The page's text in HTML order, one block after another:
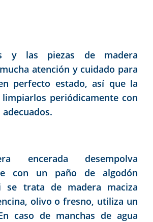
y las piezas de madera
atención y cuidado para
perfecto estado, así que la
periódicamente con
encerada desempolva
con un paño de algodón
se trata de madera maciza
olivo o fresno, utiliza un
caso de manchas de agua